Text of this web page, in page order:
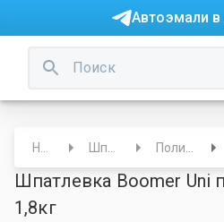
Автоэмали в
Шпатлевка Boomer Uni
1,8кг